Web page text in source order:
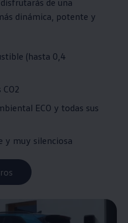
de una
dinámica, potente y
(hasta 0,4
CO2
ECO y todas sus
y muy silenciosa